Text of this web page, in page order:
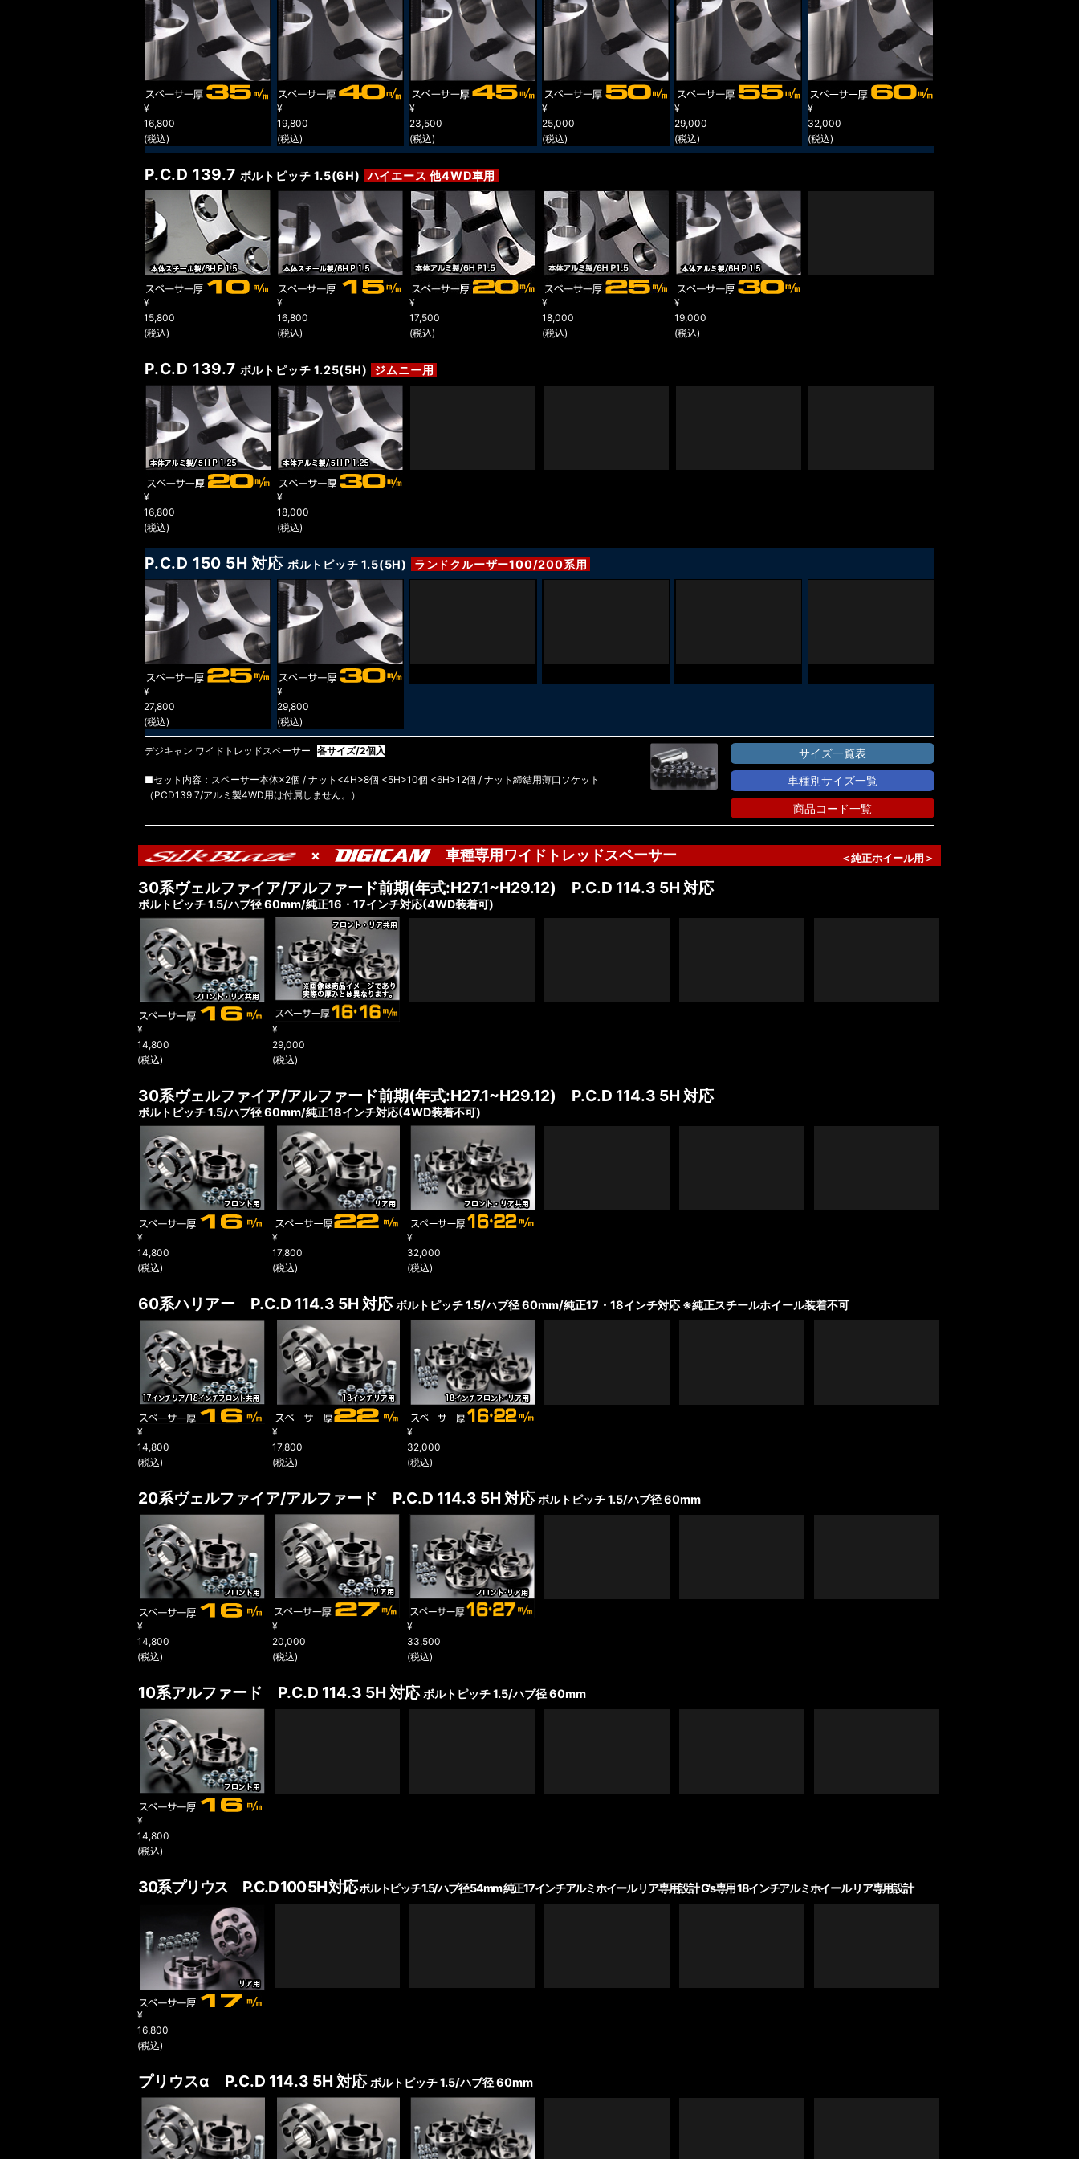
¥
16,800
(税込)
¥
19,800
(税込)
¥
23,500
(税込)
¥
25,000
(税込)
¥
29,000
(税込)
¥
32,000
(税込)
P.C.D 139.7 ボルトピッチ 1.5(6H) ハイエース 他4WD車用
¥
15,800
(税込)
¥
16,800
(税込)
¥
17,500
(税込)
¥
18,000
(税込)
¥
19,000
(税込)
P.C.D 139.7 ボルトピッチ 1.25(5H) ジムニー用
¥
16,800
(税込)
¥
18,000
(税込)
P.C.D 150 5H 対応 ボルトピッチ 1.5(5H) ランドクルーザー100/200系用
¥
27,800
(税込)
¥
29,800
(税込)
デジキャン ワイドトレッドスペーサー 各サイズ/2個入
■セット内容：スペーサー本体×2個 / ナット<4H>8個 <5H>10個 <6H>12個 / ナット締結用薄口ソケット
（PCD139.7/アルミ製4WD用は付属しません。）
サイズ一覧表
車種別サイズ一覧
商品コード一覧
× 車種専用ワイドトレッドスペーサー ＜純正ホイール用＞
30系ヴェルファイア/アルファード前期(年式:H27.1~H29.12) P.C.D 114.3 5H 対応
ボルトピッチ 1.5/ハブ径 60mm/純正16・17インチ対応(4WD装着可)
¥
14,800
(税込)
¥
29,000
(税込)
30系ヴェルファイア/アルファード前期(年式:H27.1~H29.12) P.C.D 114.3 5H 対応
ボルトピッチ 1.5/ハブ径 60mm/純正18インチ対応(4WD装着不可)
¥
14,800
(税込)
¥
17,800
(税込)
¥
32,000
(税込)
60系ハリアー P.C.D 114.3 5H 対応ボルトピッチ 1.5/ハブ径 60mm/純正17・18インチ対応※純正スチールホイール装着不可
¥
14,800
(税込)
¥
17,800
(税込)
¥
32,000
(税込)
20系ヴェルファイア/アルファード P.C.D 114.3 5H 対応ボルトピッチ 1.5/ハブ径 60mm
¥
14,800
(税込)
¥
20,000
(税込)
¥
33,500
(税込)
10系アルファード P.C.D 114.3 5H 対応ボルトピッチ 1.5/ハブ径 60mm
¥
14,800
(税込)
30系プリウス P.C.D 100 5H 対応ボルトピッチ 1.5/ハブ径 54mm 純正17インチアルミホイール リア専用設計 G's専用 18インチアルミホイール リア専用設計
¥
16,800
(税込)
プリウスα P.C.D 114.3 5H 対応ボルトピッチ 1.5/ハブ径 60mm